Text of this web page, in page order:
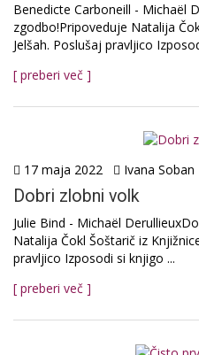
Benedicte Carboneill - Michaël
zgodbo!Pripoveduje Natalija
Jelšah. Poslušaj pravljico
[ preberi več ]
17 maja 2022 Ivana Soban
Dobri zlobni volk
Julie Bind - Michaël
Natalija Čokl Šoštarič iz
pravljico Izposodi si knjigo ...
[ preberi več ]